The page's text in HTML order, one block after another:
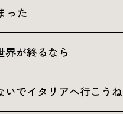
った
界が終るなら
いでイタリアへ行こうね